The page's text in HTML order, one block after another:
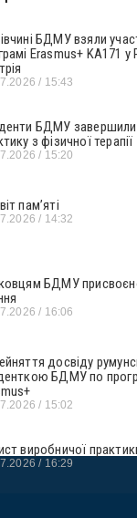
БДМУ взяли
Erasmus+ KA171 у
15:43
БДМУ завершили
з фізичної терапії
15:20
пам’яті
14:32
БДМУ
16:06
досвіду
БДМУ по
15:02
виробничої
16:29